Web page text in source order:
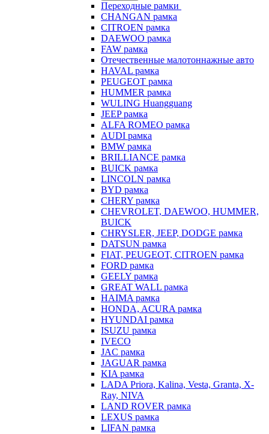
Переходные рамки
CHANGAN рамка
CITROEN рамка
DAEWOO рамка
FAW рамка
Отечественные малотоннажные авто
HAVAL рамка
PEUGEOT рамка
HUMMER рамка
WULING Huangguang
JEEP рамка
ALFA ROMEO рамка
AUDI рамка
BMW рамка
BRILLIANCE рамка
BUICK рамка
LINCOLN рамка
BYD рамка
CHERY рамка
CHEVROLET, DAEWOO, HUMMER,
BUICK
CHRYSLER, JEEP, DODGE рамка
DATSUN рамка
FIAT, PEUGEOT, CITROEN рамка
FORD рамка
GEELY рамка
GREAT WALL рамка
HAIMA рамка
HONDA, ACURA рамка
HYUNDAI рамка
ISUZU рамка
IVECO
JAC рамка
JAGUAR рамка
KIA рамка
LADA Priora, Kalina, Vesta, Granta, X-
Ray, NIVA
LAND ROVER рамка
LEXUS рамка
LIFAN рамка